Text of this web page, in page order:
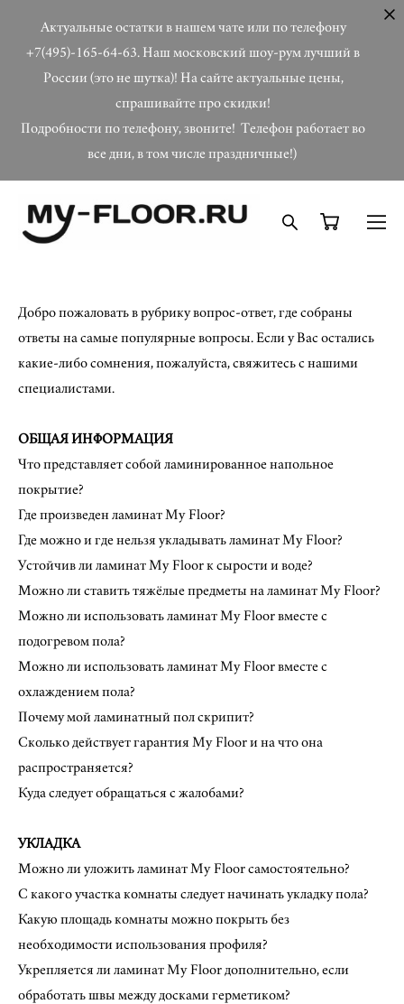
Актуальные остатки в нашем чате или по телефону
+7(495)-165-64-63. Наш московский шоу-рум лучший в
России (это не шутка)! На сайте актуальные цены,
спрашивайте про скидки!
Подробности по телефону, звоните! Телефон работает во
все дни, в том числе праздничные!)
Добро пожаловать в рубрику вопрос-ответ, где собраны
ответы на самые популярные вопросы. Если у Вас остались
какие-либо сомнения, пожалуйста, свяжитесь с нашими
специалистами.
ОБЩАЯ ИНФОРМАЦИЯ
Что представляет собой ламинированное напольное
покрытие?
Где произведен ламинат My Floor?
Где можно и где нельзя укладывать ламинат My Floor?
Устойчив ли ламинат My Floor к сырости и воде?
Можно ли ставить тяжёлые предметы на ламинат My Floor?
Можно ли использовать ламинат My Floor вместе с
подогревом пола?
Можно ли использовать ламинат My Floor вместе с
охлаждением пола?
Почему мой ламинатный пол скрипит?
Сколько действует гарантия My Floor и на что она
распространяется?
Куда следует обращаться с жалобами?
УКЛАДКА
Можно ли уложить ламинат My Floor самостоятельно?
C какого участка комнаты следует начинать укладку пола?
Какую площадь комнаты можно покрыть без
необходимости использования профиля?
Укрепляется ли ламинат My Floor дополнительно, если
обработать швы между досками герметиком?